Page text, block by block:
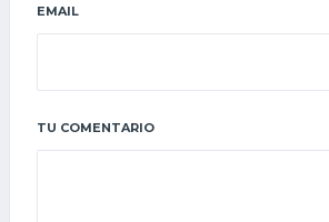
EMAIL
TU COMENTARIO